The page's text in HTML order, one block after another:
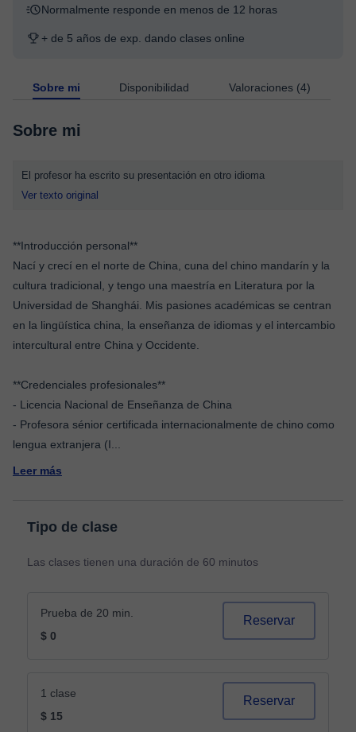
Normalmente responde en menos de 12 horas
+ de 5 años de exp. dando clases online
Sobre mi Disponibilidad Valoraciones (4)
Sobre mi
El profesor ha escrito su presentación en otro idioma
Ver texto original
**Introducción personal**
Nací y crecí en el norte de China, cuna del chino mandarín y la
cultura tradicional, y tengo una maestría en Literatura por la
Universidad de Shanghái. Mis pasiones académicas se centran
en la lingüística china, la enseñanza de idiomas y el intercambio
intercultural entre China y Occidente.
**Credenciales profesionales**
- Licencia Nacional de Enseñanza de China
- Profesora sénior certificada internacionalmente de chino como
lengua extranjera (I
Leer más
Tipo de clase
Las clases tienen una duración de 60 minutos
Prueba de 20 min.
$ 0
Reservar
1 clase
$ 15
Reservar